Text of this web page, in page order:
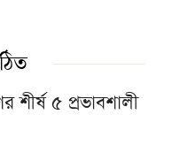
শীর্ষ ৫ প্রভাবশালী